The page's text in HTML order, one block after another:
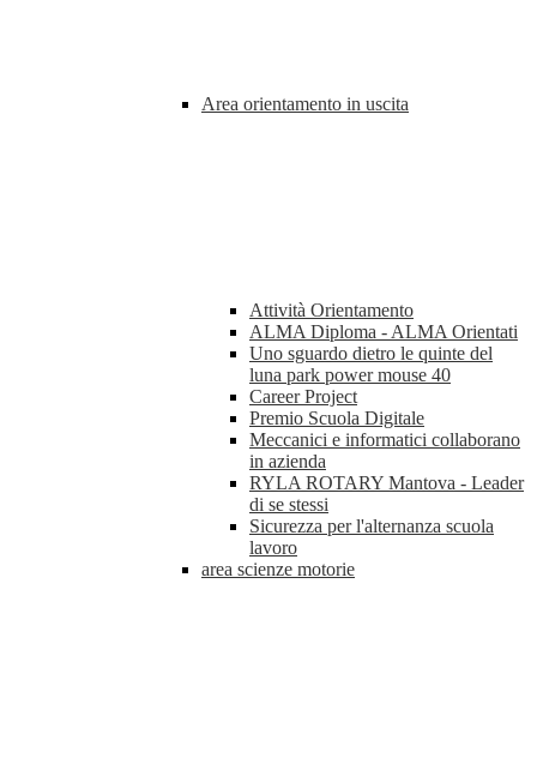
Area orientamento in uscita
Attività Orientamento
ALMA Diploma - ALMA Orientati
Uno sguardo dietro le quinte del
luna park power mouse 40
Career Project
Premio Scuola Digitale
Meccanici e informatici collaborano
in azienda
RYLA ROTARY Mantova - Leader
di se stessi
Sicurezza per l'alternanza scuola
lavoro
area scienze motorie